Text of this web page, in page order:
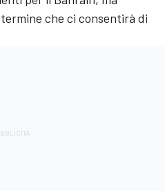
che ci consentirà di